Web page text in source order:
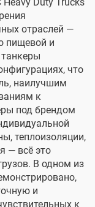
отраслей —
пищевой и
что
наилучшим
к
под брендом
теплоизоляции,
— всё это
В одном из
и
к